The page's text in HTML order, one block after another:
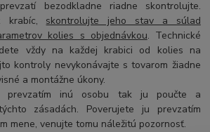
bezodkladne riadne skontrolujte.
krabíc, skontrolujte jeho stav a súlad
kolies s objednávkou. Technické
vždy na každej krabici od kolies na
kontroly nevykonávajte s tovarom žiadne
a montážne úkony.
prevzatím inú osobu tak ju poučte a
zásadách. Poverujete ju prevzatím
mene, venujte tomu náležitú pozornosť.